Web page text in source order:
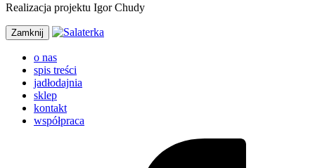
Realizacja projektu Igor Chudy
Zamknij
o nas
spis treści
jadłodajnia
sklep
kontakt
współpraca